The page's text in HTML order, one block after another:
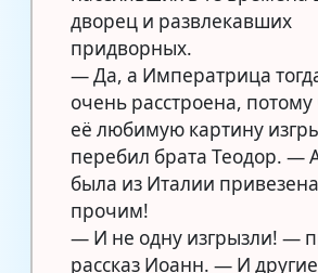
дворец и развлекавших
придворных.
— Да, а Императрица
очень расстроена,
её любимую картину
перебил брата Теодор. —
была из Италии
прочим!
— И не одну изгрызли! —
рассказ Иоанн. — И